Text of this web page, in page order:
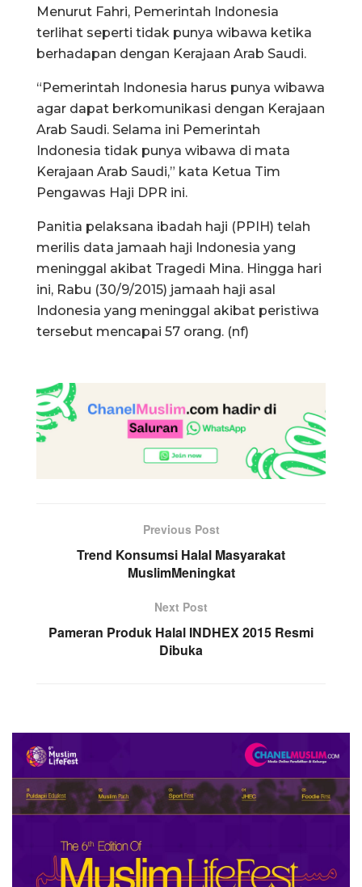
Menurut Fahri, Pemerintah Indonesia
terlihat seperti tidak punya wibawa ketika
berhadapan dengan Kerajaan Arab Saudi.
“Pemerintah Indonesia harus punya wibawa
agar dapat berkomunikasi dengan Kerajaan
Arab Saudi. Selama ini Pemerintah
Indonesia tidak punya wibawa di mata
Kerajaan Arab Saudi,” kata Ketua Tim
Pengawas Haji DPR ini.
Panitia pelaksana ibadah haji (PPIH) telah
merilis data jamaah haji Indonesia yang
meninggal akibat Tragedi Mina. Hingga hari
ini, Rabu (30/9/2015) jamaah haji asal
Indonesia yang meninggal akibat peristiwa
tersebut mencapai 57 orang. (nf)
Previous Post
Trend Konsumsi Halal Masyarakat
MuslimMeningkat
Next Post
Pameran Produk Halal INDHEX 2015 Resmi
Dibuka